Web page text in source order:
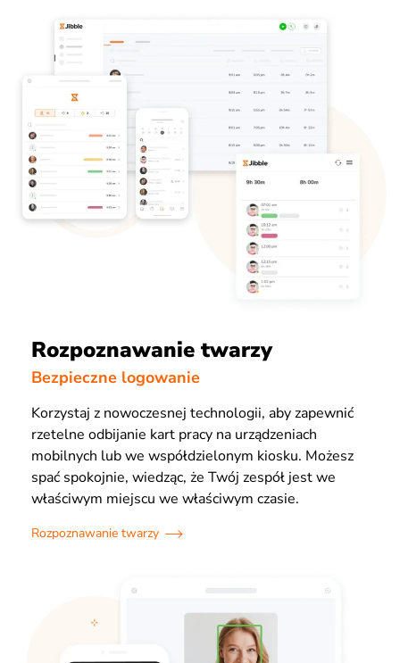
Rozpoznawanie twarzy
Bezpieczne logowanie
Korzystaj z nowoczesnej technologii, aby zapewnić
rzetelne odbijanie kart pracy na urządzeniach
mobilnych lub we współdzielonym kiosku. Możesz
spać spokojnie, wiedząc, że Twój zespół jest we
właściwym miejscu we właściwym czasie.
Rozpoznawanie twarzy